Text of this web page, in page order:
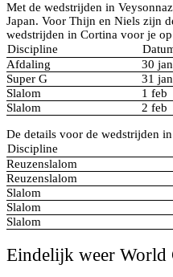
Met de wedstrijden in
Japan. Voor Thijn en Niels zijn
wedstrijden in Cortina voor je
Discipline
Afdaling
30 jan
Super G
31 jan
Slalom
1 feb
Slalom
2 feb
De details voor de wedstrijden
Discipline
Reuzenslalom
Reuzenslalom
Slalom
Slalom
Slalom
Eindelijk weer World